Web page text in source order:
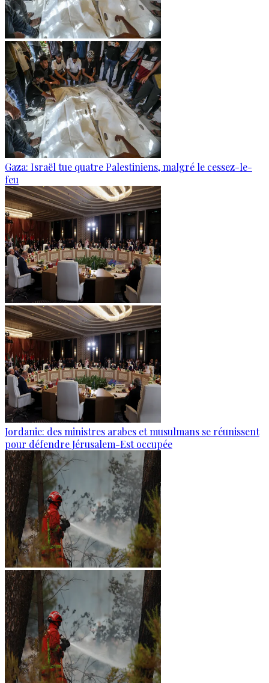
Gaza: Israël tue quatre Palestiniens, malgré le cessez-le-
feu
Jordanie: des ministres arabes et musulmans se réunissent
pour défendre Jérusalem-Est occupée